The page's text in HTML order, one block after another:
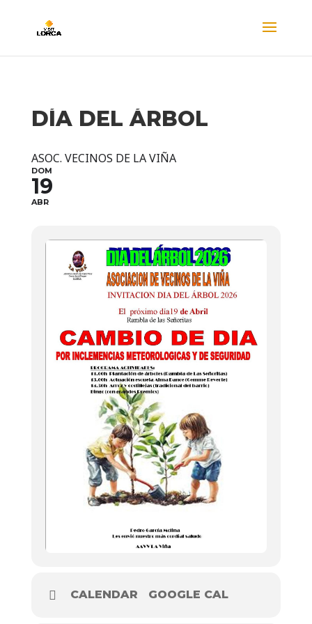
DÍA DEL ÁRBOL
ASOC. VECINOS DE LA VIÑA
DOM
19
ABR
CALENDAR GOOGLE CAL